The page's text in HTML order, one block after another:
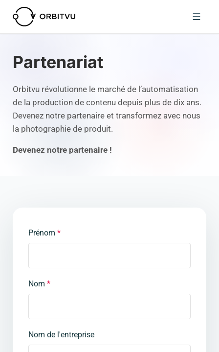
Partenariat
Orbitvu révolutionne le marché de l’automatisation
de la production de contenu depuis plus de dix ans.
Devenez notre partenaire et transformez avec nous
la photographie de produit.
Devenez notre partenaire !
Prénom *
Nom *
Nom de l'entreprise